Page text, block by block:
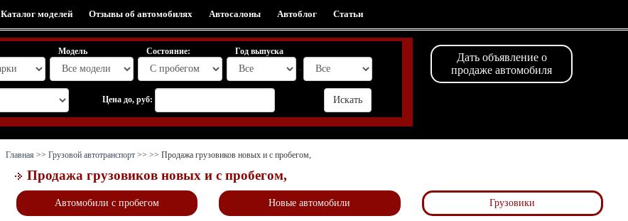
Каталог моделей Отзывы об автомобилях Автосалоны Автоблог Статьи
Модель Состояние:
Год выпуска
-
Цена до, руб:
Дать объявление о
продаже автомобиля
Главная >> Грузовой автотранспорт >> >> Продажа грузовиков новых и с пробегом,
Продажа грузовиков новых и с пробегом,
Автомобили с пробегом Новые автомобили Грузовики